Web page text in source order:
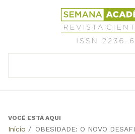
Revista
Científica
Semana
Back
VOCÊ ESTÁ AQUI
Início / OBESIDADE: O NOVO